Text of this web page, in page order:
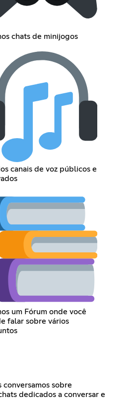
chats de minijogos
canais de voz públicos e
um Fórum onde você
falar sobre vários
conversamos sobre
dedicados a conversar e